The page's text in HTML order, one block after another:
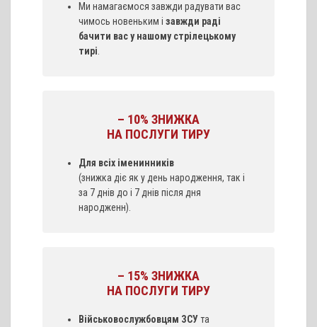
Ми намагаємося завжди радувати вас
чимось новеньким і завжди раді
бачити вас у нашому стрілецькому
тирі
– 10% ЗНИЖКА
НА ПОСЛУГИ ТИРУ
Для всіх іменинників
(знижка діє як у день народження, так і
за 7 днів до і 7 днів після дня
народженн).
– 15% ЗНИЖКА
НА ПОСЛУГИ ТИРУ
Військовослужбовцям ЗСУта